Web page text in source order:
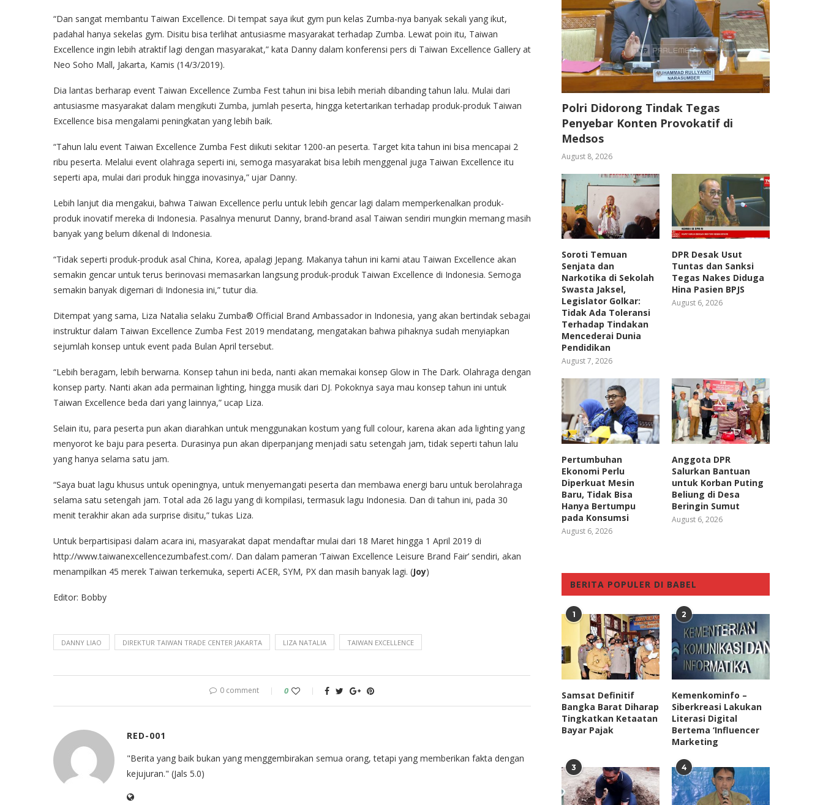
“Dan sangat membantu Taiwan Excellence. Di tempat saya ikut gym pun kelas Zumba-nya banyak sekali yang ikut,
padahal hanya sekelas gym. Disitu bisa terlihat antusiasme masyarakat terhadap Zumba. Lewat poin itu, Taiwan
Excellence ingin lebih atraktif lagi dengan masyarakat,” kata Danny dalam konferensi pers di Taiwan Excellence Gallery at
Neo Soho Mall, Jakarta, Kamis (14/3/2019).
Dia lantas berharap event Taiwan Excellence Zumba Fest tahun ini bisa lebih meriah dibanding tahun lalu. Mulai dari
antusiasme masyarakat dalam mengikuti Zumba, jumlah peserta, hingga ketertarikan terhadap produk-produk Taiwan
Excellence bisa mengalami peningkatan yang lebih baik.
“Tahun lalu event Taiwan Excellence Zumba Fest diikuti sekitar 1200-an peserta. Target kita tahun ini bisa mencapai 2
ribu peserta. Melalui event olahraga seperti ini, semoga masyarakat bisa lebih menggenal juga Taiwan Excellence itu
seperti apa, mulai dari produk hingga inovasinya,” ujar Danny.
Lebih lanjut dia mengakui, bahwa Taiwan Excellence perlu untuk lebih gencar lagi dalam memperkenalkan produk-
produk inovatif mereka di Indonesia. Pasalnya menurut Danny, brand-brand asal Taiwan sendiri mungkin memang masih
banyak yang belum dikenal di Indonesia.
“Tidak seperti produk-produk asal China, Korea, apalagi Jepang. Makanya tahun ini kami atau Taiwan Excellence akan
semakin gencar untuk terus berinovasi memasarkan langsung produk-produk Taiwan Excellence di Indonesia. Semoga
semakin banyak digemari di Indonesia ini,” tutur dia.
Ditempat yang sama, Liza Natalia selaku Zumba® Official Brand Ambassador in Indonesia, yang akan bertindak sebagai
instruktur dalam Taiwan Excellence Zumba Fest 2019 mendatang, mengatakan bahwa pihaknya sudah menyiapkan
sejumlah konsep untuk event pada Bulan April tersebut.
“Lebih beragam, lebih berwarna. Konsep tahun ini beda, nanti akan memakai konsep Glow in The Dark. Olahraga dengan
konsep party. Nanti akan ada permainan lighting, hingga musik dari DJ. Pokoknya saya mau konsep tahun ini untuk
Taiwan Excellence beda dari yang lainnya,” ucap Liza.
Selain itu, para peserta pun akan diarahkan untuk menggunakan kostum yang full colour, karena akan ada lighting yang
menyorot ke baju para peserta. Durasinya pun akan diperpanjang menjadi satu setengah jam, tidak seperti tahun lalu
yang hanya selama satu jam.
“Saya buat lagu khusus untuk openingnya, untuk menyemangati peserta dan membawa energi baru untuk berolahraga
selama satu setengah jam. Total ada 26 lagu yang di kompilasi, termasuk lagu Indonesia. Dan di tahun ini, pada 30
menit terakhir akan ada surprise disitu,” tukas Liza.
Untuk berpartisipasi dalam acara ini, masyarakat dapat mendaftar mulai dari 18 Maret hingga 1 April 2019 di
http://www.taiwanexcellencezumbafest.com/. Dan dalam pameran ‘Taiwan Excellence Leisure Brand Fair’ sendiri, akan
menampilkan 45 merek Taiwan terkemuka, seperti ACER, SYM, PX dan masih banyak lagi. (Joy)
Editor: Bobby
DANNY LIAO DIREKTUR TAIWAN TRADE CENTER JAKARTA LIZA NATALIA TAIWAN EXCELLENCE
0 comment 0
RED-001
"Berita yang baik bukan yang menggembirakan semua orang, tetapi yang memberikan fakta dengan
kejujuran." (Jals 5.0)
Polri Didorong Tindak Tegas
Penyebar Konten Provokatif di
Medsos
August 8, 2026
Soroti Temuan
Senjata dan
Narkotika di Sekolah
Swasta Jaksel,
Legislator Golkar:
Tidak Ada Toleransi
Terhadap Tindakan
Mencederai Dunia
Pendidikan
August 7, 2026
DPR Desak Usut
Tuntas dan Sanksi
Tegas Nakes Diduga
Hina Pasien BPJS
August 6, 2026
Pertumbuhan
Ekonomi Perlu
Diperkuat Mesin
Baru, Tidak Bisa
Hanya Bertumpu
pada Konsumsi
August 6, 2026
Anggota DPR
Salurkan Bantuan
untuk Korban Puting
Beliung di Desa
Beringin Sumut
August 6, 2026
BERITA POPULER DI BABEL
1
Samsat Definitif
Bangka Barat Diharap
Tingkatkan Ketaatan
Bayar Pajak
2
Kemenkominfo –
Siberkreasi Lakukan
Literasi Digital
Bertema ‘Influencer
Marketing
3 4